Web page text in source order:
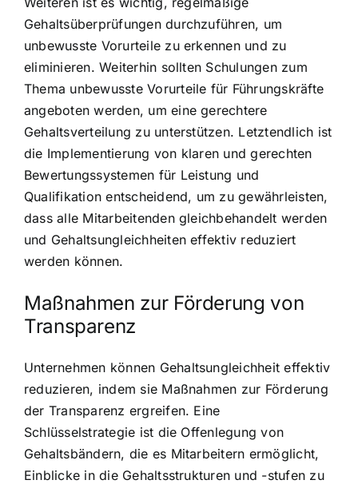
Gehaltsüberprüfungen durchzuführen, um
unbewusste Vorurteile zu erkennen und zu
eliminieren. Weiterhin sollten Schulungen zum
Thema unbewusste Vorurteile für Führungskräfte
angeboten werden, um eine gerechtere
Gehaltsverteilung zu unterstützen. Letztendlich ist
die Implementierung von klaren und gerechten
Bewertungssystemen für Leistung und
Qualifikation entscheidend, um zu gewährleisten,
dass alle Mitarbeitenden gleichbehandelt werden
und Gehaltsungleichheiten effektiv reduziert
werden können.
Maßnahmen zur Förderung von
Transparenz
Unternehmen können Gehaltsungleichheit effektiv
reduzieren, indem sie Maßnahmen zur Förderung
der Transparenz ergreifen. Eine
Schlüsselstrategie ist die Offenlegung von
Gehaltsbändern, die es Mitarbeitern ermöglicht,
Einblicke in die Gehaltsstrukturen und -stufen zu